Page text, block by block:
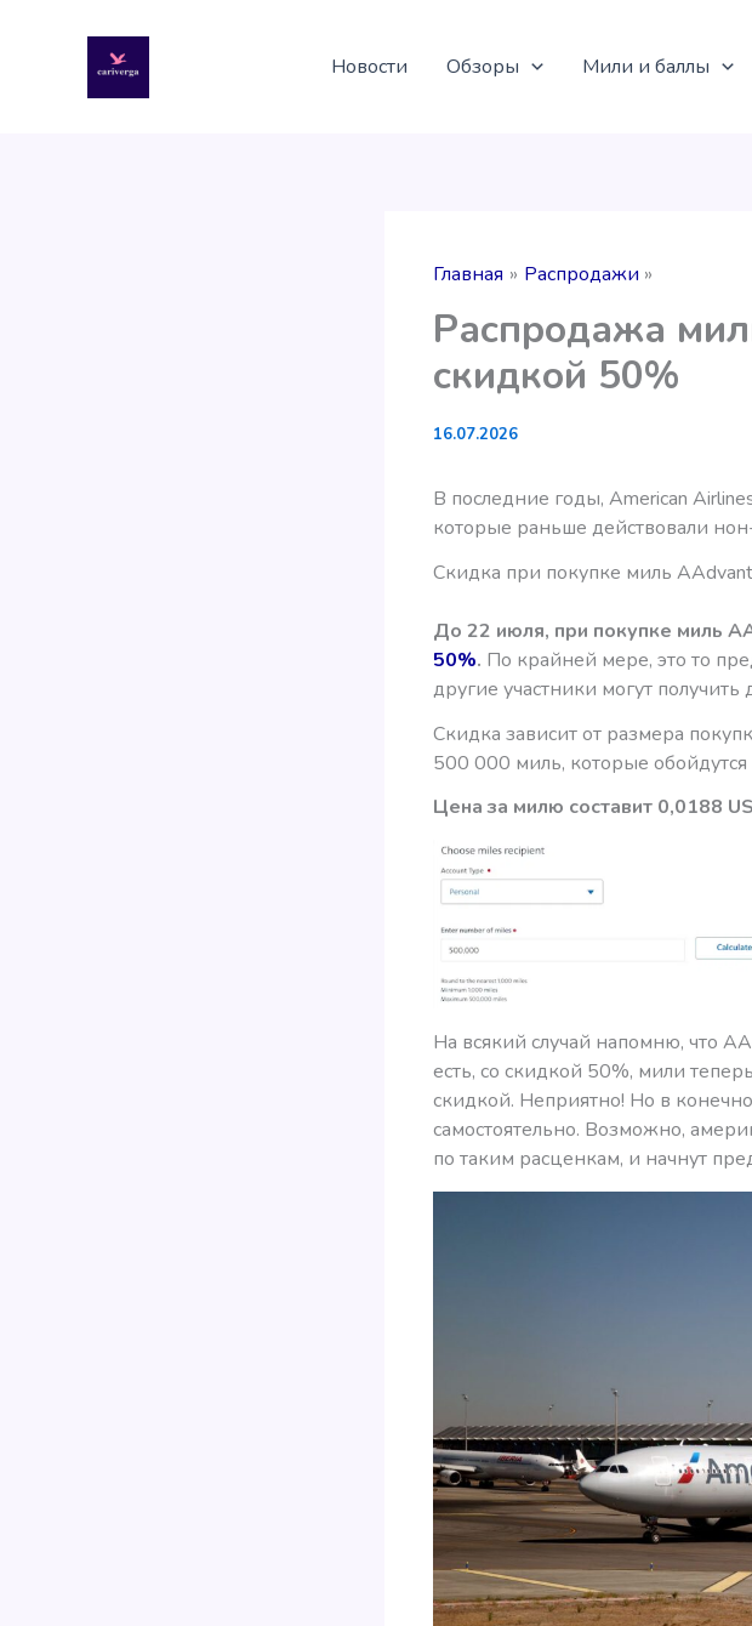
содержимому
Новости Обзоры Мили и баллы
Главная Распродажи
Распродажа
скидкой 50%
16.07.2026
В последние годы, American
которые раньше действовали
Скидка при покупке миль
До 22 июля, при покупке миль
50%. По крайней мере, это то
другие участники могут
Скидка зависит от размера
500 000 миль, которые
Цена за милю составит 0,0188
На всякий случай напомню, что
есть, со скидкой 50%, мили
скидкой. Неприятно! Но в
самостоятельно. Возможно,
по таким расценкам, и начнут